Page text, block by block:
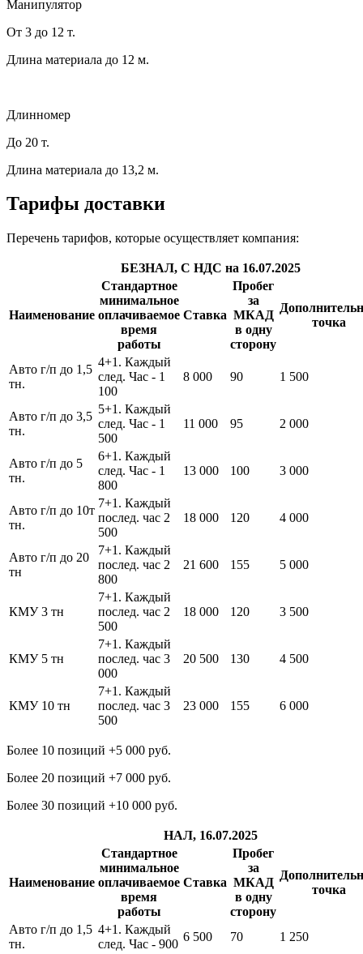
Манипулятор
От 3 до 12 т.
Длина материала до 12 м.
Длинномер
До 20 т.
Длина материала до 13,2 м.
Тарифы доставки
Перечень тарифов, которые осуществляет компания:
БЕЗНАЛ, C НДС на 16.07.2025
Наименование
Стандартное
минимальное
оплачиваемое
время
работы
Ставка
Пробег
за
МКАД
в одну
сторону
точка
Авто г/п до 1,5
тн.
4+1. Каждый
след. Час - 1
100
8 000 90 1 500
Авто г/п до 3,5
тн.
5+1. Каждый
след. Час - 1
500
11 000 95 2 000
Авто г/п до 5
тн.
6+1. Каждый
след. Час - 1
800
13 000 100 3 000
Авто г/п до 10т
тн.
7+1. Каждый
послед. час 2
500
18 000 120 4 000
Авто г/п до 20
тн
7+1. Каждый
послед. час 2
800
21 600 155 5 000
КМУ 3 тн
7+1. Каждый
послед. час 2
500
18 000 120 3 500
КМУ 5 тн
7+1. Каждый
послед. час 3
000
20 500 130 4 500
КМУ 10 тн
7+1. Каждый
послед. час 3
500
23 000 155 6 000
Более 10 позиций +5 000 руб.
Более 20 позиций +7 000 руб.
Более 30 позиций +10 000 руб.
НАЛ, 16.07.2025
Наименование
Стандартное
минимальное
оплачиваемое
время
работы
Ставка
Пробег
за
МКАД
в одну
сторону
точка
Авто г/п до 1,5
тн.
4+1. Каждый
след. Час - 900
6 500 70 1 250